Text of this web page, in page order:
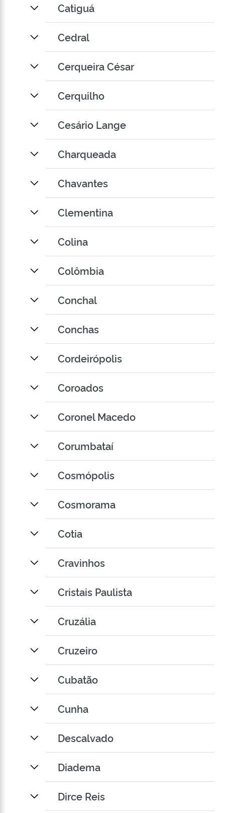
Catiguá
Cedral
Cerqueira César
Cerquilho
Cesário Lange
Charqueada
Chavantes
Clementina
Colina
Colômbia
Conchal
Conchas
Cordeirópolis
Coroados
Coronel Macedo
Corumbataí
Cosmópolis
Cosmorama
Cotia
Cravinhos
Cristais Paulista
Cruzália
Cruzeiro
Cubatão
Cunha
Descalvado
Diadema
Dirce Reis